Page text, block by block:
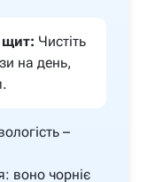
Чистіть
на день,
–
воно чорніє